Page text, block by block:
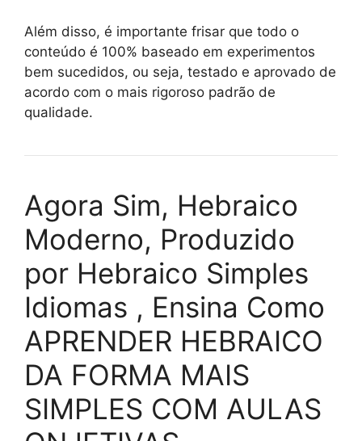
Além disso, é importante frisar que todo o
conteúdo é 100% baseado em experimentos
bem sucedidos, ou seja, testado e aprovado de
acordo com o mais rigoroso padrão de
qualidade.
Agora Sim, Hebraico
Moderno, Produzido
por Hebraico Simples
Idiomas , Ensina Como
APRENDER HEBRAICO
DA FORMA MAIS
SIMPLES COM AULAS